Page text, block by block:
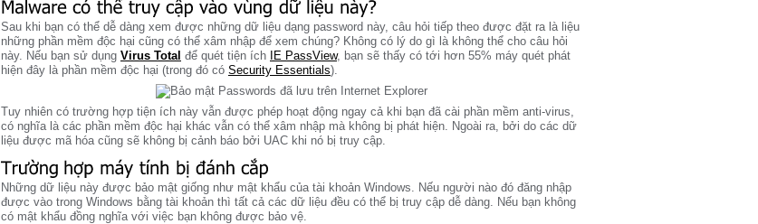
Sau khi bạn có thể dễ dàng xem được những dữ liệu dạng password này, câu hỏi tiếp theo được đặt ra là liệu
những phần mềm độc hại cũng có thể xâm nhập để xem chúng? Không có lý do gì là không thể cho câu hỏi
này. Nếu bạn sử dụng Virus Total để quét tiện ích IE PassView, bạn sẽ thấy có tới hơn 55% máy quét phát
hiện đây là phần mềm độc hại (trong đó có Security Essentials).
Tuy nhiên có trường hợp tiện ích này vẫn được phép hoạt động ngay cả khi bạn đã cài phần mềm anti-virus,
có nghĩa là các phần mềm độc hại khác vẫn có thể xâm nhập mà không bị phát hiện. Ngoài ra, bởi do các dữ
liệu được mã hóa cũng sẽ không bị cảnh báo bởi UAC khi nó bị truy cập.
Những dữ liệu này được bảo mật giống như mật khẩu của tài khoản Windows. Nếu người nào đó đăng nhập
được vào trong Windows bằng tài khoản thì tất cả các dữ liệu đều có thể bị truy cập dễ dàng. Nếu bạn không
có mật khẩu đồng nghĩa với việc bạn không được bảo vệ.